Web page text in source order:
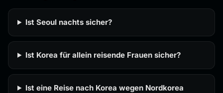
Ist Seoul nachts sicher?
Ist Korea für allein reisende Frauen sicher?
Ist eine Reise nach Korea wegen Nordkorea